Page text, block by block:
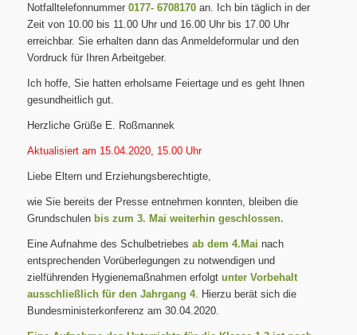
Notfalltelefonnummer 0177- 6708170 an. Ich bin täglich in der
Zeit von 10.00 bis 11.00 Uhr und 16.00 Uhr bis 17.00 Uhr
erreichbar. Sie erhalten dann das Anmeldeformular und den
Vordruck für Ihren Arbeitgeber.
Ich hoffe, Sie hatten erholsame Feiertage und es geht Ihnen
gesundheitlich gut.
Herzliche Grüße E. Roßmannek
Aktualisiert am 15.04.2020, 15.00 Uhr
Liebe Eltern und Erziehungsberechtigte,
wie Sie bereits der Presse entnehmen konnten, bleiben die
Grundschulen bis zum 3. Mai weiterhin geschlossen.
Eine Aufnahme des Schulbetriebes ab dem 4.Mai nach
entsprechenden Vorüberlegungen zu notwendigen und
zielführenden Hygienemaßnahmen erfolgt unter Vorbehalt
ausschließlich für den Jahrgang 4. Hierzu berät sich die
Bundesministerkonferenz am 30.04.2020.